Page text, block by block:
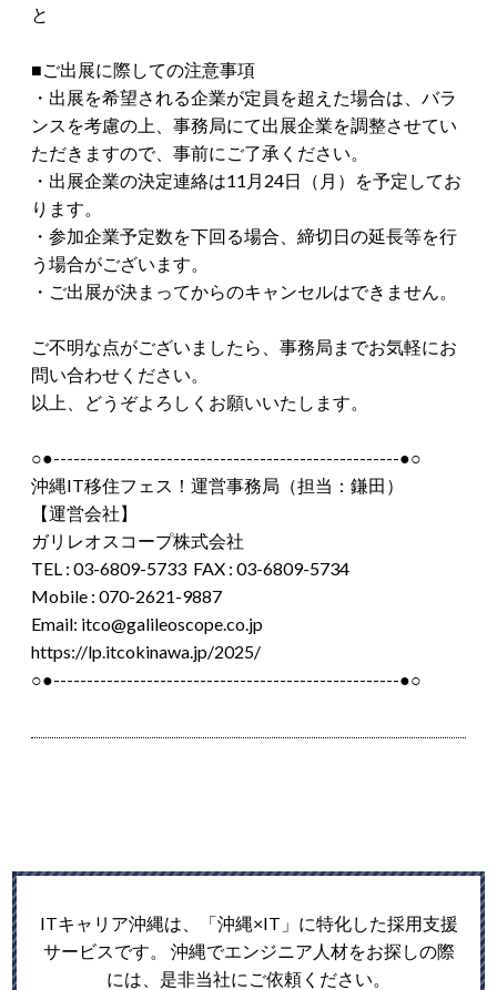
と
■ご出展に際しての注意事項
・出展を希望される企業が定員を超えた場合は、バラ
ンスを考慮の上、事務局にて出展企業を調整させてい
ただきますので、事前にご了承ください。
・出展企業の決定連絡は11月24日（月）を予定してお
ります。
・参加企業予定数を下回る場合、締切日の延長等を行
う場合がございます。
・ご出展が決まってからのキャンセルはできません。
ご不明な点がございましたら、事務局までお気軽にお
問い合わせください。
以上、どうぞよろしくお願いいたします。
○●----------------------------------------------------●○
沖縄IT移住フェス！運営事務局（担当：鎌田）
【運営会社】
ガリレオスコープ株式会社
TEL : 03-6809-5733 FAX : 03-6809-5734
Mobile : 070-2621-9887
Email: itco@galileoscope.co.jp
https://lp.itcokinawa.jp/2025/
○●----------------------------------------------------●○
ITキャリア沖縄は、「沖縄×IT」に特化した採用支援
サービスです。 沖縄でエンジニア人材をお探しの際
には、是非当社にご依頼ください。